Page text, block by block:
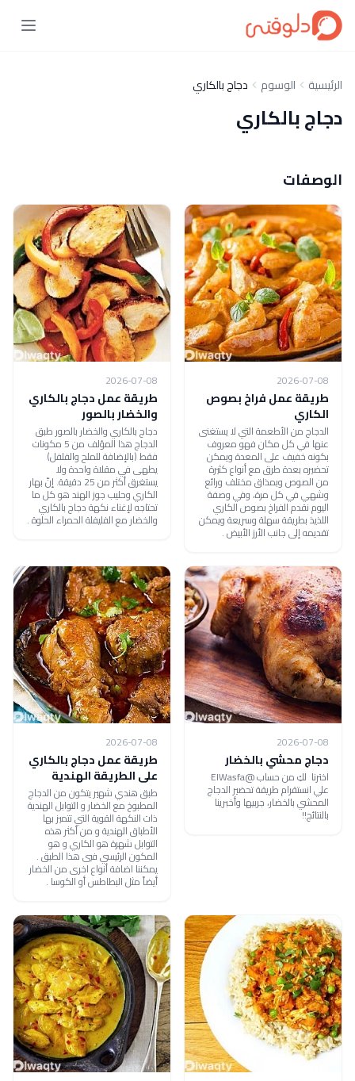
الرئيسية الوسوم دجاج بالكاري
دجاج بالكاري
الوصفات
2026-07-08
طريقة عمل فراخ بصوص
الكاري
الدجاج من الأطعمة التي لا يستغنى
عنها في كل مكان فهو معروف
بكونه خفيف على المعدة ويمكن
تحضيره بعدة طرق مع أنواع كثيرة
من الصوص وبمذاق مختلف ورائع
وشهي في كل مرة، وفي وصفة
اليوم نقدم الفراخ بصوص الكاري
اللذيذ بطريقة سهلة وسريعة ويمكن
تقديمه إلى جانب الأرز الأبيض .
2026-07-08
طريقة عمل دجاج بالكاري
والخضار بالصور
دجاج بالكاري والخضار بالصور طبق
الدجاج هذا المؤلف من 5 مكونات
فقط (بالإضافة للملح والفلفل)
يطهى في مقلاة واحدة ولا
يستغرق أكثر من 25 دقيقة. إنّ بهار
الكاري وحليب جوز الهند هو كل ما
تحتاجه لإغناء نكهة دجاج بالكاري
والخضار مع الفليفلة الحمراء الحلوة .
2026-07-08
دجاج محشي بالخضار
اخترنا لكِ من حساب @ElWasfa
علي انستقرام طريقة تحضير الدجاج
المحشي بالخضار، جربيها وأخبرينا
بالنتائج!!
2026-07-08
طريقة عمل دجاج بالكاري
على الطريقة الهندية
طبق هندي شهير يتكون من الدجاج
المطبوخ مع الخضار و التوابل الهندية
ذات النكهة القوية التي تتميز بها
الأطباق الهندية و من أكثر هذه
التوابل شهرة هو الكاري و هو
المكون الرئيسي فيي هذا الطبق .
يمكننا اضافة أنواع اخرى من الخضار
أيضاً مثل البطاطس أو الكوسا .